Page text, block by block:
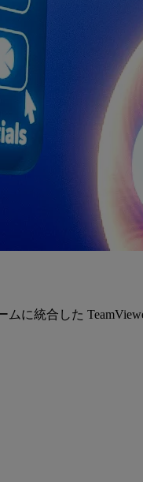
に統合した